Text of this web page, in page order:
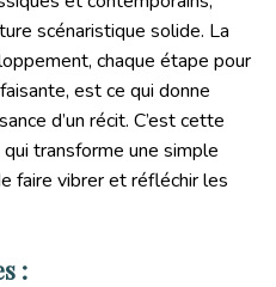
scénaristique solide. La
chaque étape pour
est ce qui donne
d’un récit. C’est cette
transforme une simple
faire vibrer et réfléchir les
: